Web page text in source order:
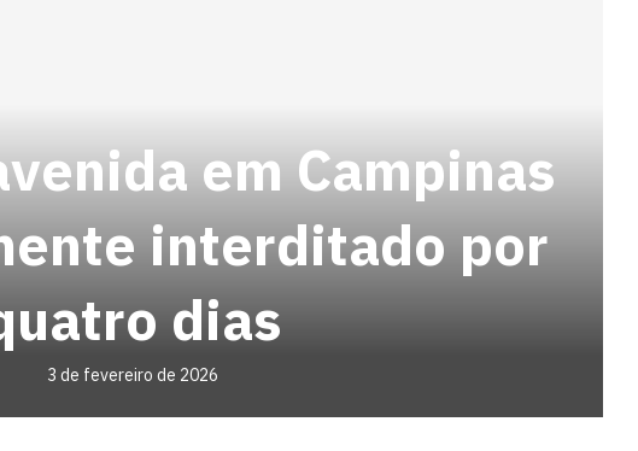
em Campinas
interditado por
dias
3 de fevereiro de 2026